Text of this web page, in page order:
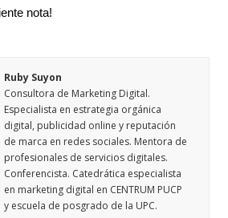
nota!
Ruby Suyon
Consultora de Marketing Digital.
Especialista en estrategia orgánica
digital, publicidad online y reputación
de marca en redes sociales. Mentora de
profesionales de servicios digitales.
Conferencista. Catedrática especialista
en marketing digital en CENTRUM PUCP
y escuela de posgrado de la UPC.